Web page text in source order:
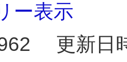
ー表示
更新日